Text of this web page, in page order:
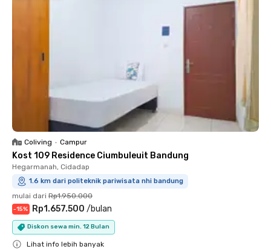
Coliving • Campur
Kost 109 Residence Ciumbuleuit Bandung
Hegarmanah, Cidadap
1.6 km dari politeknik pariwisata nhi bandung
mulai dari Rp1.950.000
-15% Rp1.657.500 /bulan
Diskon sewa min. 12 Bulan
Lihat info lebih banyak